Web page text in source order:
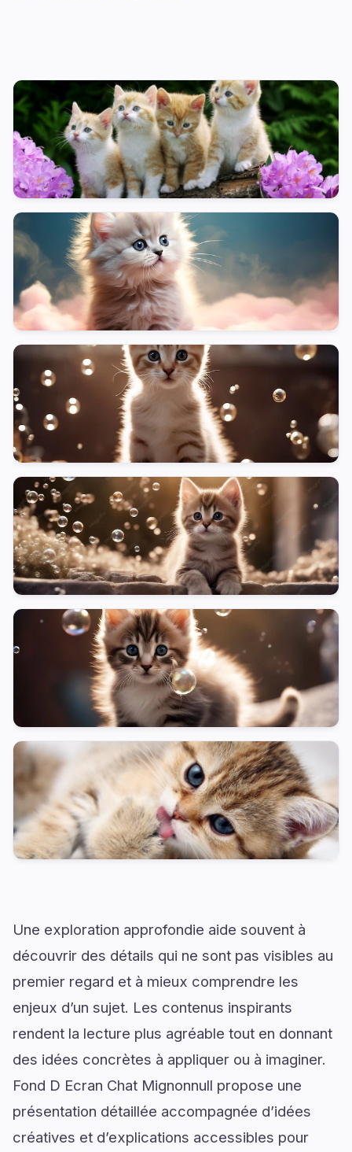
Une exploration approfondie aide souvent à
découvrir des détails qui ne sont pas visibles au
premier regard et à mieux comprendre les
enjeux d’un sujet. Les contenus inspirants
rendent la lecture plus agréable tout en donnant
des idées concrètes à appliquer ou à imaginer.
Fond D Ecran Chat Mignonnull propose une
présentation détaillée accompagnée d’idées
créatives et d’explications accessibles pour